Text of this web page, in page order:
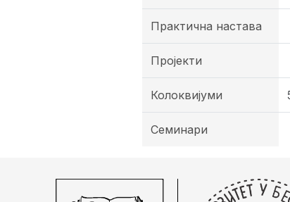
Практична настава
Пројекти
Колоквијуми
Семинари